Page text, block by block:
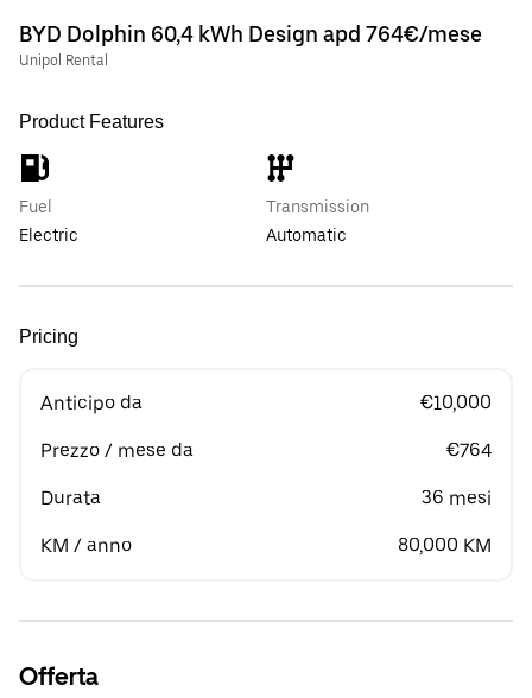
BYD Dolphin 60,4 kWh Design apd 764€/mese
Unipol Rental
Product Features
Fuel
Electric
Transmission
Automatic
Pricing
Anticipo da €10,000
Prezzo / mese da €764
Durata 36 mesi
KM / anno 80,000 KM
Offerta